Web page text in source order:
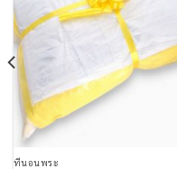
ที่นอนพระ